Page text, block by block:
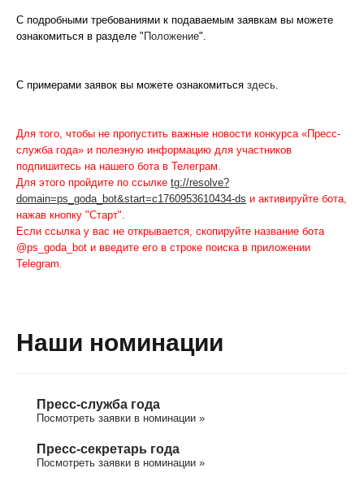
С подробными требованиями к подаваемым заявкам вы можете
ознакомиться в разделе "Положение".
С примерами заявок вы можете ознакомиться здесь
Для того, чтобы не пропустить важные новости конкурса «Пресс-
служба года» и полезную информацию для участников
подпишитесь на нашего бота в Телеграм.
Для этого пройдите по ссылке tg://resolve?
domain=ps_goda_bot&start=c1760953610434-ds и активируйте бота,
нажав кнопку "Старт".
Если ссылка у вас не открывается, скопируйте название бота
@ps_goda_bot и введите его в строке поиска в приложении
Telegram.
Наши номинации
Пресс-служба года
Посмотреть заявки в номинации »
Пресс-секретарь года
Посмотреть заявки в номинации »